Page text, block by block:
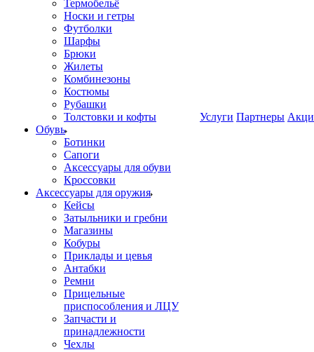
Термобельё
Носки и гетры
Футболки
Шарфы
Брюки
Жилеты
Комбинезоны
Костюмы
Рубашки
Толстовки и кофты
Обувь
Ботинки
Сапоги
Аксессуары для обуви
Кроссовки
Аксессуары для оружия
Кейсы
Затыльники и гребни
Магазины
Кобуры
Приклады и цевья
Антабки
Ремни
Прицельные
приспособления и ЛЦУ
Запчасти и
принадлежности
Чехлы
Услуги Партнеры